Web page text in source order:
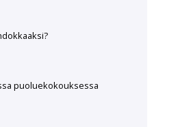
puoluekokouksessa